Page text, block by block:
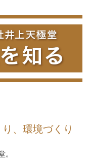
、環境づくり
。